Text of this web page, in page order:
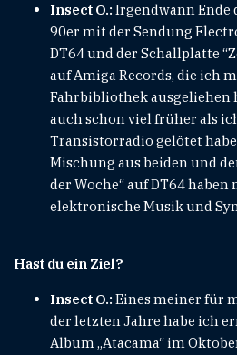
Insect O.: Irgendwann Ende
90er mit der Sendung
DT64 und der Schallplatte
auf Amiga Records, die ich
Fahrbibliothek ausgeliehen
auch schon viel früher als
Transistorradio gelötet
Mischung aus beiden und
der Woche“ auf DT64
elektronische Musik und
Hast du ein Ziel?
Insect O.: Eines meiner für
der letzten Jahre habe ich
Album „Atacama“ im